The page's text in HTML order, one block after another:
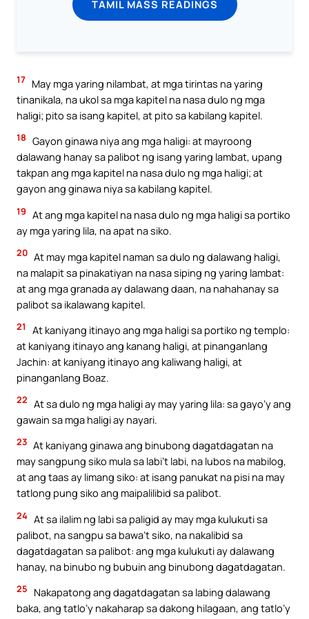
TAMIL MASS READINGS
17 May mga yaring nilambat, at mga tirintas na yaring
tinanikala, na ukol sa mga kapitel na nasa dulo ng mga
haligi; pito sa isang kapitel, at pito sa kabilang kapitel.
18 Gayon ginawa niya ang mga haligi: at mayroong
dalawang hanay sa palibot ng isang yaring lambat, upang
takpan ang mga kapitel na nasa dulo ng mga haligi; at
gayon ang ginawa niya sa kabilang kapitel.
19 At ang mga kapitel na nasa dulo ng mga haligi sa portiko
ay mga yaring lila, na apat na siko.
20 At may mga kapitel naman sa dulo ng dalawang haligi,
na malapit sa pinakatiyan na nasa siping ng yaring lambat:
at ang mga granada ay dalawang daan, na nahahanay sa
palibot sa ikalawang kapitel.
21
At kaniyang itinayo ang mga haligi sa portiko ng templo:
at kaniyang itinayo ang kanang haligi, at pinanganlang
Jachin: at kaniyang itinayo ang kaliwang haligi, at
pinanganlang Boaz.
22 At sa dulo ng mga haligi ay may yaring lila: sa gayo’y ang
gawain sa mga haligi ay nayari.
23 At kaniyang ginawa ang binubong dagatdagatan na
may sangpung siko mula sa labi’t labi, na lubos na mabilog,
at ang taas ay limang siko: at isang panukat na pisi na may
tatlong pung siko ang maipalilibid sa palibot.
24 At sa ilalim ng labi sa paligid ay may mga kulukuti sa
palibot, na sangpu sa bawa’t siko, na nakalibid sa
dagatdagatan sa palibot: ang mga kulukuti ay dalawang
hanay, na binubo ng bubuin ang binubong dagatdagatan.
25
Nakapatong ang dagatdagatan sa labing dalawang
baka, ang tatlo’y nakaharap sa dakong hilagaan, ang tatlo’y